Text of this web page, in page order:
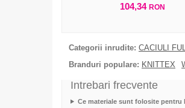
104,34 RON
Categorii inrudite: CACIULI
Branduri populare: KNITTEX
Intrebari frecvente
Ce materiale sunt folosite pentru